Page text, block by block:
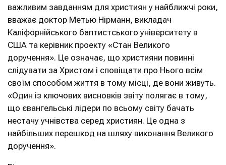
важливим завданням для християн у найближчі роки,
вважає доктор Метью Нірманн, викладач
Каліфорнійського баптистського університету в
США та керівник проекту «Стан Великого
доручення». Це означає, що християни повинні
слідувати за Христом і сповіщати про Нього всім
своїм способом життя в тому місці, де вони живуть.
«Один із ключових висновків звіту полягає в тому,
що євангельські лідери по всьому світу бачать
нестачу учнівства серед християн. Це одна з
найбільших перешкод на шляху виконання Великого
доручення».